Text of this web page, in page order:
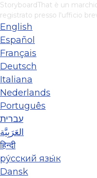
StoryboardThat è un
registrato presso l'ufficio
English
Español
Français
Deutsch
Italiana
Nederlands
Português
עברית
العَرَبِيَّة
हिन्दी
ру́сский язы́к
Dansk